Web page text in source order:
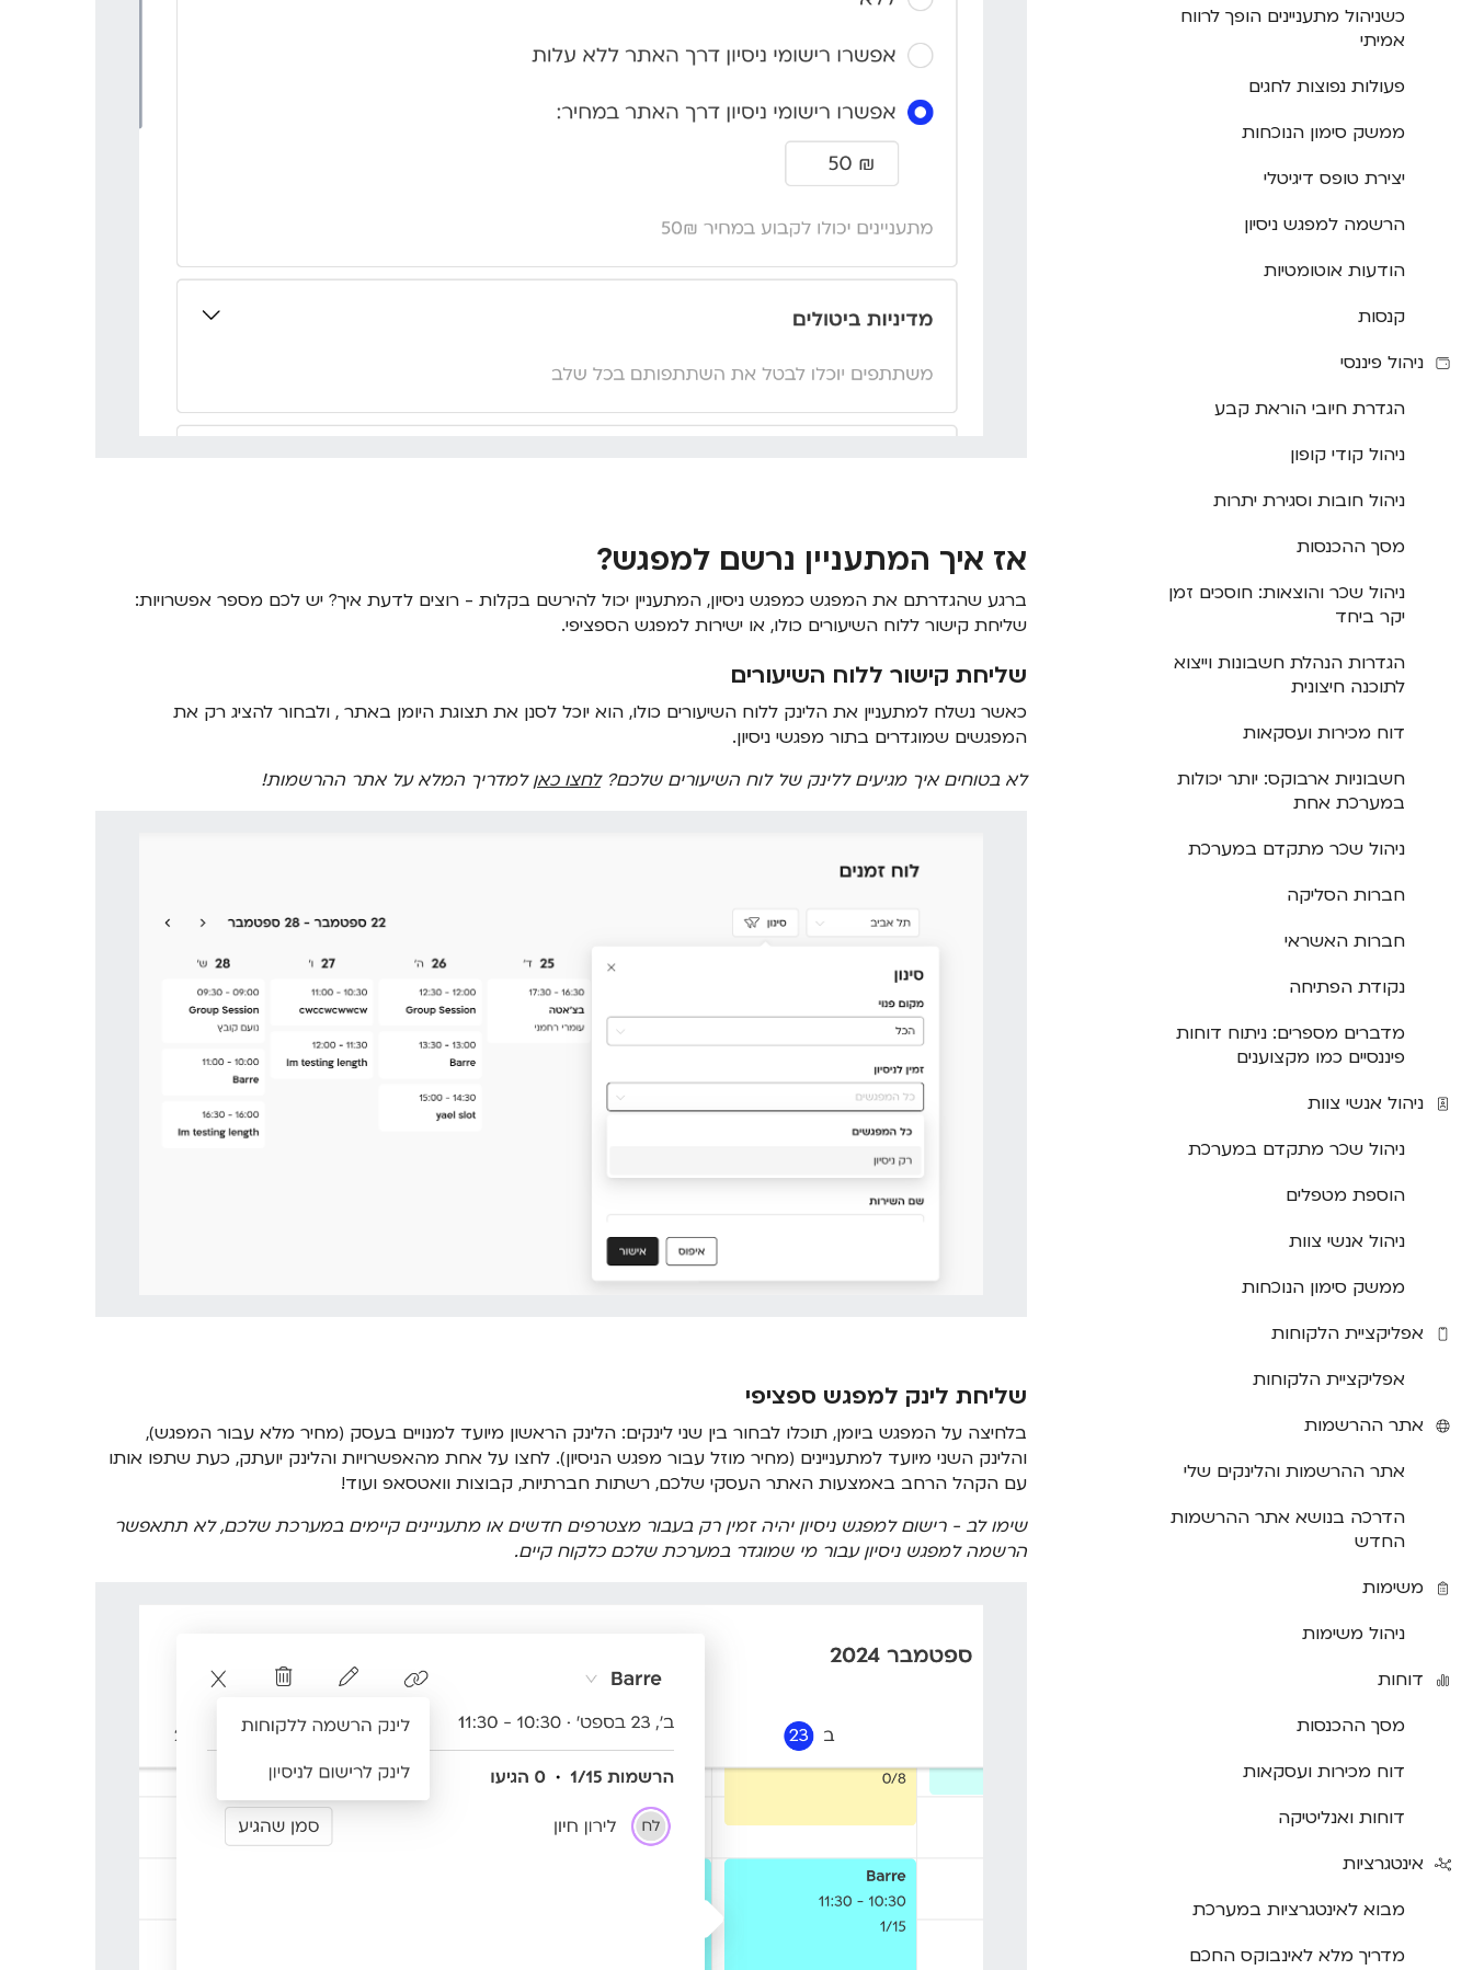
אז איך המתעניין נרשם למפגש?
ברגע שהגדרתם את המפגש כמפגש ניסיון, המתעניין יכול להירשם בקלות - רוצים לדעת איך? יש לכם מספר אפשרויות:
שליחת קישור ללוח השיעורים כולו, או ישירות למפגש הספציפי.
שליחת קישור ללוח השיעורים
כאשר נשלח למתעניין את הלינק ללוח השיעורים כולו, הוא יוכל לסנן את תצוגת היומן באתר , ולבחור להציג רק את
המפגשים שמוגדרים בתור מפגשי ניסיון.
לא בטוחים איך מגיעים ללינק של לוח השיעורים שלכם?לחצו כאןלמדריך המלא על אתר ההרשמות!
שליחת לינק למפגש ספציפי
בלחיצה על המפגש ביומן, תוכלו לבחור בין שני לינקים: הלינק הראשון מיועד למנויים בעסק (מחיר מלא עבור המפגש),
והלינק השני מיועד למתעניינים (מחיר מוזל עבור מפגש הניסיון). לחצו על אחת מהאפשרויות והלינק יועתק, כעת שתפו אותו
עם הקהל הרחב באמצעות האתר העסקי שלכם, רשתות חברתיות, קבוצות וואטסאפ ועוד!
שימו לב - רישום למפגש ניסיון יהיה זמין רק בעבור מצטרפים חדשים או מתעניינים קיימים במערכת שלכם, לא תתאפשר
הרשמה למפגש ניסיון עבור מי שמוגדר במערכת שלכם כלקוח קיים.
כשניהול מתעניינים הופך לרווח
אמיתי
פעולות נפוצות לחגים
ממשק סימון הנוכחות
יצירת טופס דיגיטלי
הרשמה למפגש ניסיון
הודעות אוטומטיות
קנסות
ניהול פיננסי
הגדרת חיובי הוראת קבע
ניהול קודי קופון
ניהול חובות וסגירת יתרות
מסך ההכנסות
ניהול שכר והוצאות: חוסכים זמן
יקר ביחד
הגדרות הנהלת חשבונות וייצוא
לתוכנה חיצונית
דוח מכירות ועסקאות
חשבוניות ארבוקס: יותר יכולות
במערכת אחת
ניהול שכר מתקדם במערכת
חברות הסליקה
חברות האשראי
נקודת הפתיחה
מדברים מספרים: ניתוח דוחות
פיננסיים כמו מקצוענים
ניהול אנשי צוות
ניהול שכר מתקדם במערכת
הוספת מטפלים
ניהול אנשי צוות
ממשק סימון הנוכחות
אפליקציית הלקוחות
אפליקציית הלקוחות
אתר ההרשמות
אתר ההרשמות והלינקים שלי
הדרכה בנושא אתר ההרשמות
החדש
משימות
ניהול משימות
דוחות
מסך ההכנסות
דוח מכירות ועסקאות
דוחות ואנליטיקה
אינטגרציות
מבוא לאינטגרציות במערכת
מדריך מלא לאינבוקס החכם